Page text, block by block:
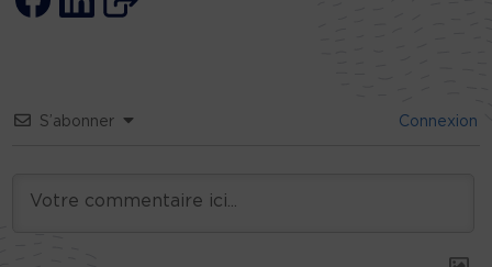
S’abonner Connexion